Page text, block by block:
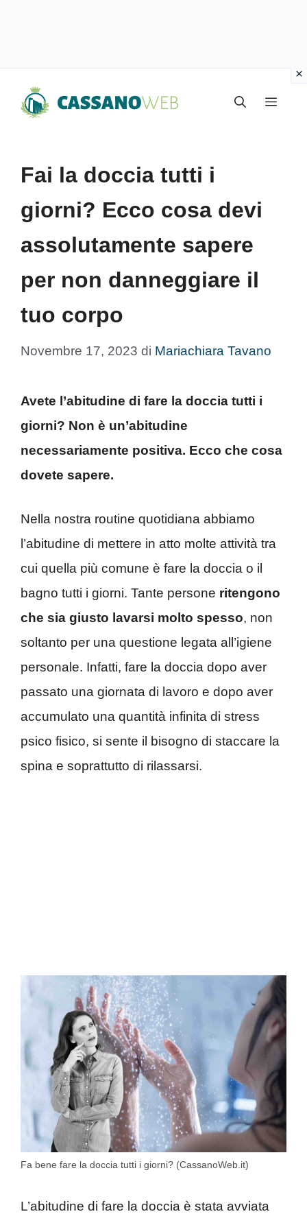
Menu
Fai la doccia tutti i
giorni? Ecco cosa devi
assolutamente sapere
per non danneggiare il
tuo corpo
Novembre 17, 2023 di Mariachiara Tavano
Avete l’abitudine di fare la doccia tutti i
giorni? Non è un’abitudine
necessariamente positiva. Ecco che cosa
dovete sapere.
Nella nostra routine quotidiana abbiamo
l’abitudine di mettere in atto molte attività tra
cui quella più comune è fare la doccia o il
bagno tutti i giorni. Tante persone ritengono
che sia giusto lavarsi molto spesso, non
soltanto per una questione legata all’igiene
personale. Infatti, fare la doccia dopo aver
passato una giornata di lavoro e dopo aver
accumulato una quantità infinita di stress
psico fisico, si sente il bisogno di staccare la
spina e soprattutto di rilassarsi.
Fa bene fare la doccia tutti i giorni? (CassanoWeb.it)
L’abitudine di fare la doccia è stata avviata